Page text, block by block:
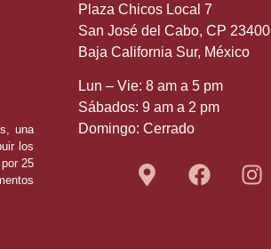
una
los
25
Plaza Chicos Local 7
San José del Cabo, CP 23400
Baja California Sur, México
Lun – Vie: 8 am a 5 pm
Sábados: 9 am a 2 pm
Domingo: Cerrado